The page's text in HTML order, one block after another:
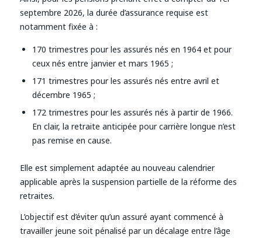
septembre 2026, la durée d’assurance requise est
notamment fixée à :
170 trimestres pour les assurés nés en 1964 et pour
ceux nés entre janvier et mars 1965 ;
171 trimestres pour les assurés nés entre avril et
décembre 1965 ;
172 trimestres pour les assurés nés à partir de 1966.
En clair, la retraite anticipée pour carrière longue n’est
pas remise en cause.
Elle est simplement adaptée au nouveau calendrier
applicable après la suspension partielle de la réforme des
retraites.
L’objectif est d’éviter qu’un assuré ayant commencé à
travailler jeune soit pénalisé par un décalage entre l’âge